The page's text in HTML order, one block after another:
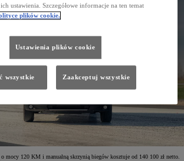
mocy 120 KM i manualną skrzynią biegów kosztuje od 140 100 zł netto.
ustawienia. Szczegółowe informacje na ten temat
plików cookie.
Ustawienia plików cookie
wszystkie Zaakceptuj wszystkie